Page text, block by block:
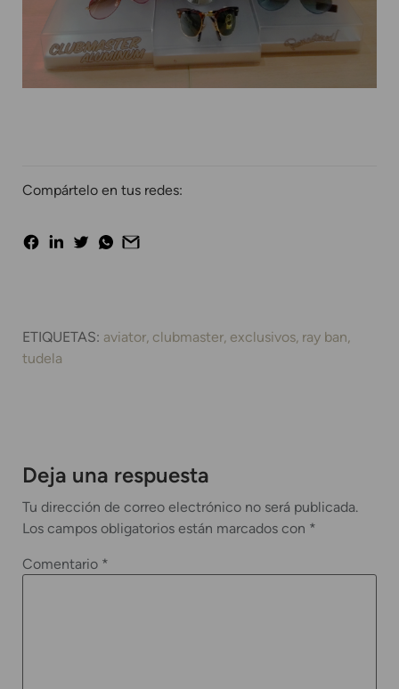
Compártelo en tus redes:
ETIQUETAS: aviator clubmaster exclusivos ray ban
tudela
Deja una respuesta
Tu dirección de correo electrónico no será publicada.
Los campos obligatorios están marcados con *
Comentario *